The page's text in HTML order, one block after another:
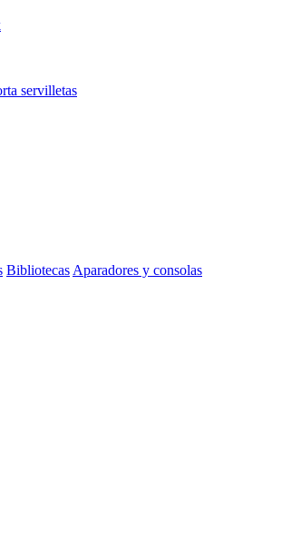
servilletas
Bibliotecas Aparadores y consolas